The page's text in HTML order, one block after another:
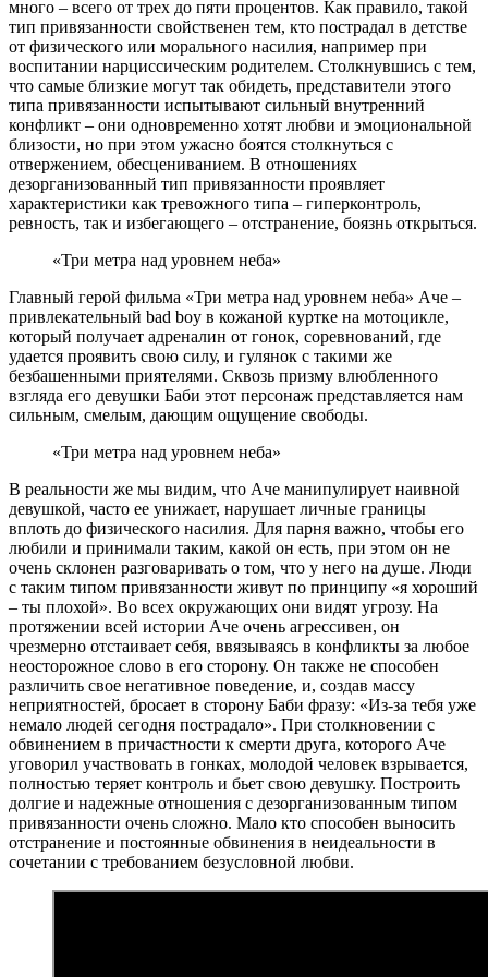
много – всего от трех до пяти процентов. Как правило, такой
тип привязанности свойственен тем, кто пострадал в детстве
от физического или морального насилия, например при
воспитании нарциссическим родителем. Столкнувшись с тем,
что самые близкие могут так обидеть, представители этого
типа привязанности испытывают сильный внутренний
конфликт – они одновременно хотят любви и эмоциональной
близости, но при этом ужасно боятся столкнуться с
отвержением, обесцениванием. В отношениях
дезорганизованный тип привязанности проявляет
характеристики как тревожного типа – гиперконтроль,
ревность, так и избегающего – отстранение, боязнь открыться.
«Три метра над уровнем неба»
Главный герой фильма «Три метра над уровнем неба» Аче –
привлекательный bad boy в кожаной куртке на мотоцикле,
который получает адреналин от гонок, соревнований, где
удается проявить свою силу, и гулянок с такими же
безбашенными приятелями. Сквозь призму влюбленного
взгляда его девушки Баби этот персонаж представляется нам
сильным, смелым, дающим ощущение свободы.
«Три метра над уровнем неба»
В реальности же мы видим, что Аче манипулирует наивной
девушкой, часто ее унижает, нарушает личные границы
вплоть до физического насилия. Для парня важно, чтобы его
любили и принимали таким, какой он есть, при этом он не
очень склонен разговаривать о том, что у него на душе. Люди
с таким типом привязанности живут по принципу «я хороший
– ты плохой». Во всех окружающих они видят угрозу. На
протяжении всей истории Аче очень агрессивен, он
чрезмерно отстаивает себя, ввязываясь в конфликты за любое
неосторожное слово в его сторону. Он также не способен
различить свое негативное поведение, и, создав массу
неприятностей, бросает в сторону Баби фразу: «Из-за тебя уже
немало людей сегодня пострадало». При столкновении с
обвинением в причастности к смерти друга, которого Аче
уговорил участвовать в гонках, молодой человек взрывается,
полностью теряет контроль и бьет свою девушку. Построить
долгие и надежные отношения с дезорганизованным типом
привязанности очень сложно. Мало кто способен выносить
отстранение и постоянные обвинения в неидеальности в
сочетании с требованием безусловной любви.